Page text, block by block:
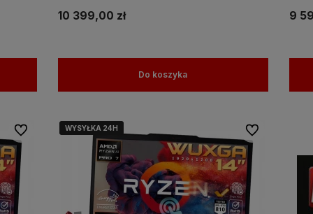
10 399,00 zł
Do koszyka
9
Do ulubionychWYSYŁKA 24H
WYSYŁKA 24H Do ulubionych